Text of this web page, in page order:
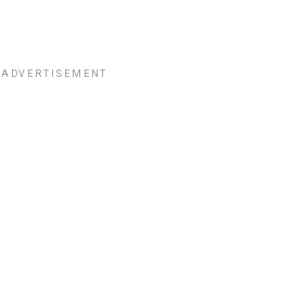
ADVERTISEMENT